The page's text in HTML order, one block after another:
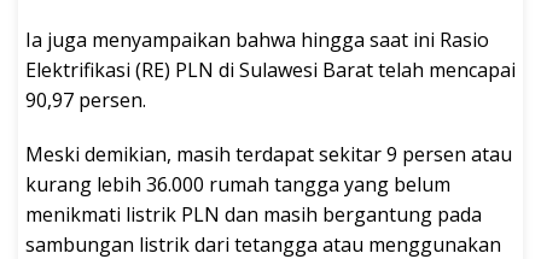
Ia juga menyampaikan bahwa hingga saat ini Rasio
Elektrifikasi (RE) PLN di Sulawesi Barat telah mencapai
90,97 persen.
Meski demikian, masih terdapat sekitar 9 persen atau
kurang lebih 36.000 rumah tangga yang belum
menikmati listrik PLN dan masih bergantung pada
sambungan listrik dari tetangga atau menggunakan